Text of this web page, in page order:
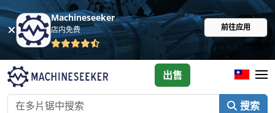
Machineseeker
店内免费 前往应用
搜索
出售